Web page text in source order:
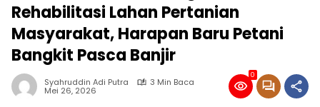
Rehabilitasi Lahan Pertanian
Masyarakat, Harapan Baru Petani
Bangkit Pasca Banjir
Syahruddin Adi Putra 3 Min Baca
Mei 26, 2026
0